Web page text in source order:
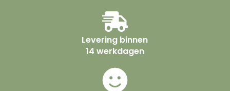
Levering binnen
14 werkdagen